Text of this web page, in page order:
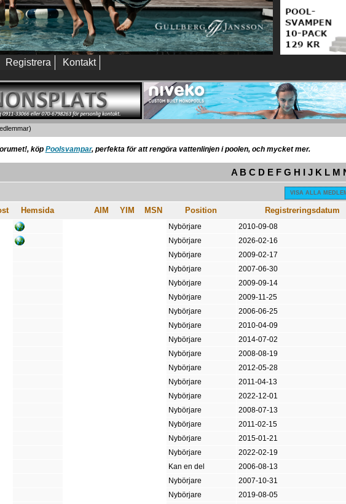
Registrera Kontakt
köp Poolsvampar, perfekta för att rengöra vattenlinjen i poolen, och mycket mer.
A B C D E F G H I J K L M
VISA ALLA
Hemsida AIM YIM MSN Position Registreringsdatum
Nybörjare 2010-09-08
Nybörjare 2026-02-16
Nybörjare 2009-02-17
Nybörjare 2007-06-30
Nybörjare 2009-09-14
Nybörjare 2009-11-25
Nybörjare 2006-06-25
Nybörjare 2010-04-09
Nybörjare 2014-07-02
Nybörjare 2008-08-19
Nybörjare 2012-05-28
Nybörjare 2011-04-13
Nybörjare 2022-12-01
Nybörjare 2008-07-13
Nybörjare 2011-02-15
Nybörjare 2015-01-21
Nybörjare 2022-02-19
Kan en del 2006-08-13
Nybörjare 2007-10-31
Nybörjare 2019-08-05